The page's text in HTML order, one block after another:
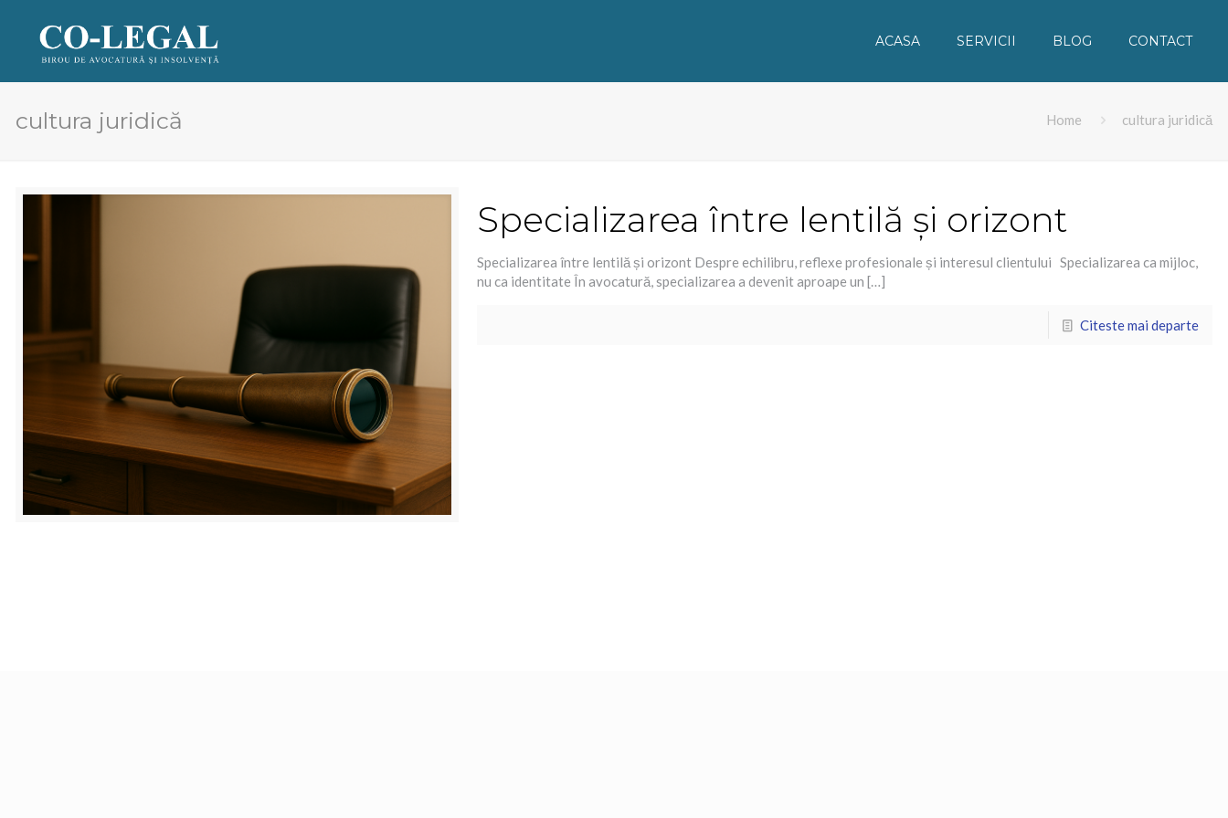
ACASA SERVICII BLOG CONTACT
cultura juridică Home cultura juridică
Specializarea între lentilă și orizont
Specializarea între lentilă și orizont Despre echilibru, reflexe profesionale și interesul clientului Specializarea ca mijloc,
nu ca identitate În avocatură, specializarea a devenit aproape un […]
Citeste mai departe